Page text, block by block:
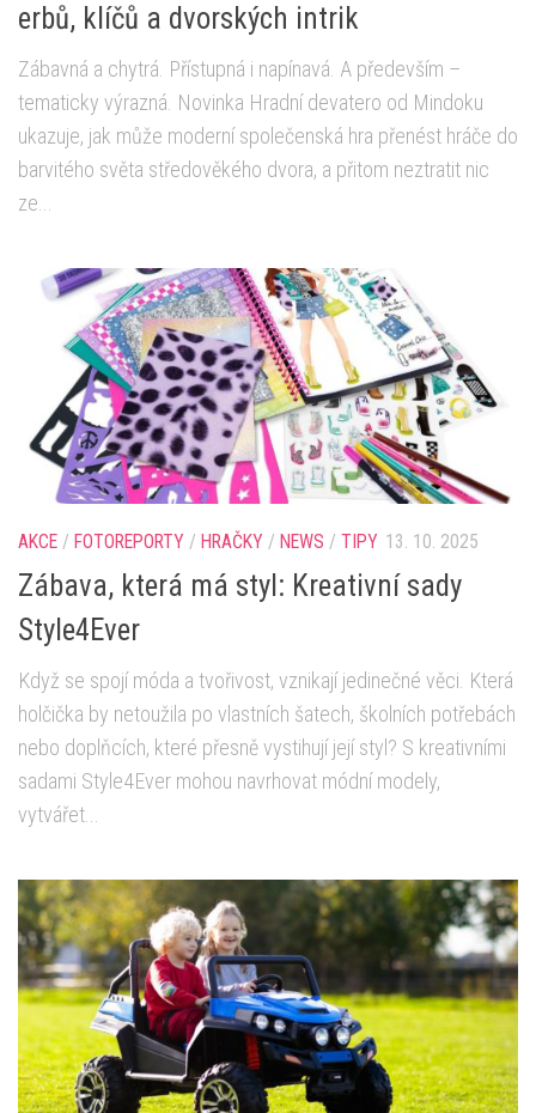
erbů, klíčů a dvorských intrik
Zábavná a chytrá. Přístupná i napínavá. A především –
tematicky výrazná. Novinka Hradní devatero od Mindoku
ukazuje, jak může moderní společenská hra přenést hráče do
barvitého světa středověkého dvora, a přitom neztratit nic
ze...
AKCE / FOTOREPORTY / HRAČKY / NEWS / TIPY 13. 10. 2025
Zábava, která má styl: Kreativní sady
Style4Ever
Když se spojí móda a tvořivost, vznikají jedinečné věci. Která
holčička by netoužila po vlastních šatech, školních potřebách
nebo doplňcích, které přesně vystihují její styl? S kreativními
sadami Style4Ever mohou navrhovat módní modely,
vytvářet...